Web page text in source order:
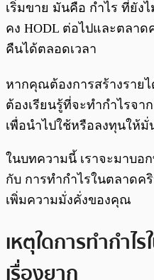
เริ่มขาย มันคือ กำไร ที่ยัง
คง HODL ต่อไปและตลา
คืนได้ตลอดเวลา
หากคุณต้องการสร้างราย
ต้องเรียนรู้ที่จะทำกำไรจา
เพื่อนำไปใช้หรือลงทุนให้
ในบทความนี้ เราจะมาบอ
กับ การทำกำไรในตลาดค
เพิ่มความมั่งคั่งของคุณ
เหตุใดการทำกำไ
เรื่องยาก